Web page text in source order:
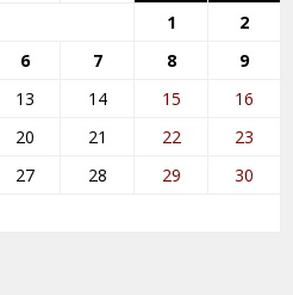
1
2
6 7 8
9
13 14 15
16
20 21 22
23
27 28 29
30